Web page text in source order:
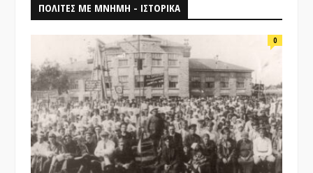
ΠΟΛΙΤΕΣ ΜΕ ΜΝΗΜΗ - ΙΣΤΟΡΙΚΑ
0